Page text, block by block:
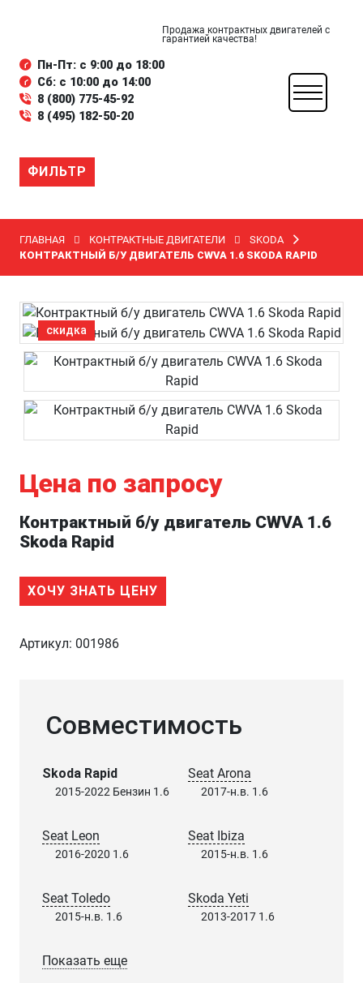
Продажа контрактных двигателей с
гарантией качества!
Пн-Пт: с 9:00 до 18:00
Сб: с 10:00 до 14:00
8 (800) 775-45-92
8 (495) 182-50-20
ФИЛЬТР
ГЛАВНАЯ КОНТРАКТНЫЕ ДВИГАТЕЛИ
SKODA
КОНТРАКТНЫЙ Б/У ДВИГАТЕЛЬ CWVA 1.6 SKODA RAPID
скидка
Цена по запросу
Контрактный б/у двигатель CWVA 1.6
Skoda Rapid
ХОЧУ ЗНАТЬ ЦЕНУ
Артикул: 001986
Совместимость
Skoda Rapid
2015-2022 Бензин 1.6
Seat Arona
2017-н.в. 1.6
Seat Leon
2016-2020 1.6
Seat Ibiza
2015-н.в. 1.6
Seat Toledo
2015-н.в. 1.6
Skoda Yeti
2013-2017 1.6
Показать еще